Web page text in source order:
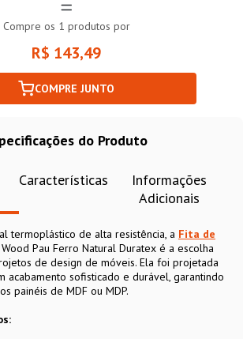
Compre os 1 produtos por
R$ 143,49
COMPRE JUNTO
do Produto
Características
Informações
Adicionais
termoplástico de alta resistência, a Fita de
Wood Pau Ferro Natural Duratex é a escolha
de design de móveis. Ela foi projetada
acabamento sofisticado e durável, garantindo
painéis de MDF ou MDP.